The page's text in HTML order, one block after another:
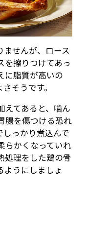
せんが、ロース
を擦りつけてあっ
に脂質が高いの
そうです。
えてあると、噛ん
腸を傷つける恐れ
しっかり煮込んで
らかくなっていれ
処理をした鶏の骨
ようにしましょ